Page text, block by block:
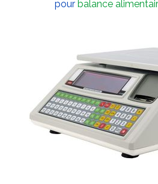
pour balance